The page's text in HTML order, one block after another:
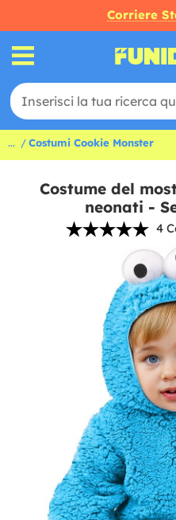
Corriere
... Costumi Cookie Monster
Costume del
neonati -
4